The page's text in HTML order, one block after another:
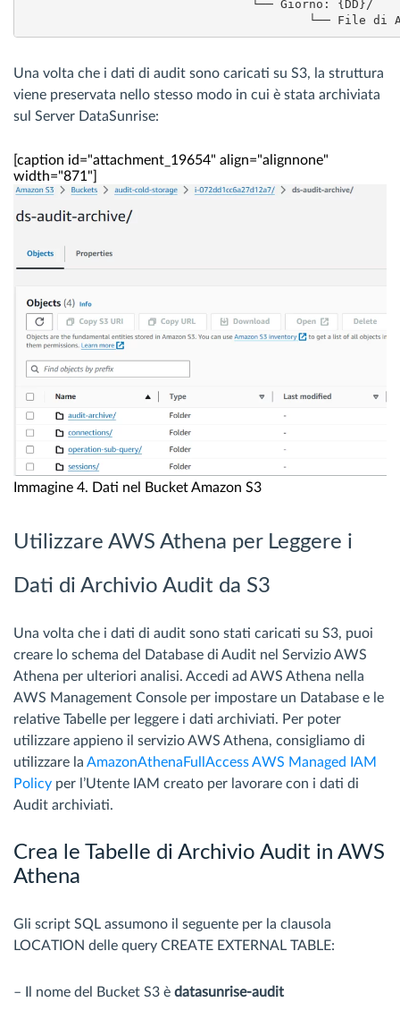
Una volta che i dati di audit sono caricati su S3, la struttura
viene preservata nello stesso modo in cui è stata archiviata
sul Server DataSunrise:
[caption id="attachment_19654" align="alignnone"
width="871"]
Immagine 4. Dati nel Bucket Amazon S3
Utilizzare AWS Athena per Leggere i
Dati di Archivio Audit da S3
Una volta che i dati di audit sono stati caricati su S3, puoi
creare lo schema del Database di Audit nel Servizio AWS
Athena per ulteriori analisi. Accedi ad AWS Athena nella
AWS Management Console per impostare un Database e le
relative Tabelle per leggere i dati archiviati. Per poter
utilizzare appieno il servizio AWS Athena, consigliamo di
utilizzare la AmazonAthenaFullAccess AWS Managed IAM
Policy per l’Utente IAM creato per lavorare con i dati di
Audit archiviati.
Crea le Tabelle di Archivio Audit in AWS
Athena
Gli script SQL assumono il seguente per la clausola
LOCATION delle query CREATE EXTERNAL TABLE:
– Il nome del Bucket S3 è datasunrise-audit